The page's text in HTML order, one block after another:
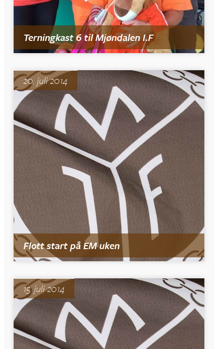
Terningkast 6 til Mjøndalen I.F
Flott start på EM uken
20. juli 2014
15. juli 2014